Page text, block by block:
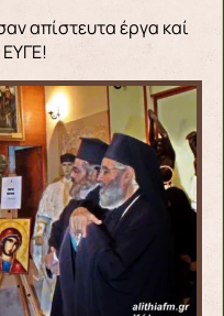
απίστευτα έργα καί
ΕΥΓΕ!